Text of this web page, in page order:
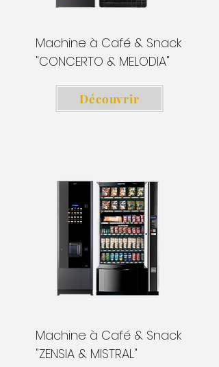
Machine à Café & Snack
"CONCERTO & MELODIA"
Découvrir
Machine à Café & Snack
"ZENSIA & MISTRAL"